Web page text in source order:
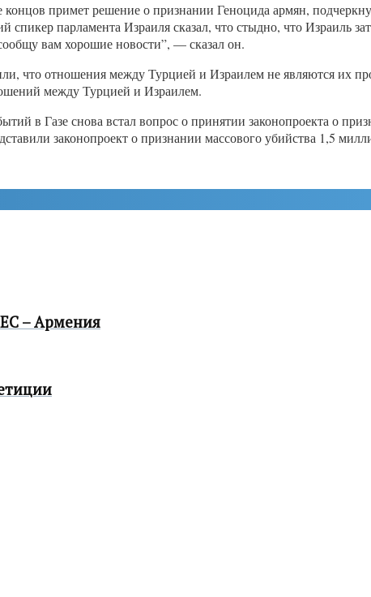
примет решение о признании Геноцида армян,
парламента Израиля сказал, что стыдно, что Израиль
вам хорошие новости”, — сказал он.
что отношения между Турцией и Израилем не являются их
между Турцией и Израилем.
в Газе снова встал вопрос о принятии законопроекта о
законопроект о признании массового убийства 1,5
– Армения